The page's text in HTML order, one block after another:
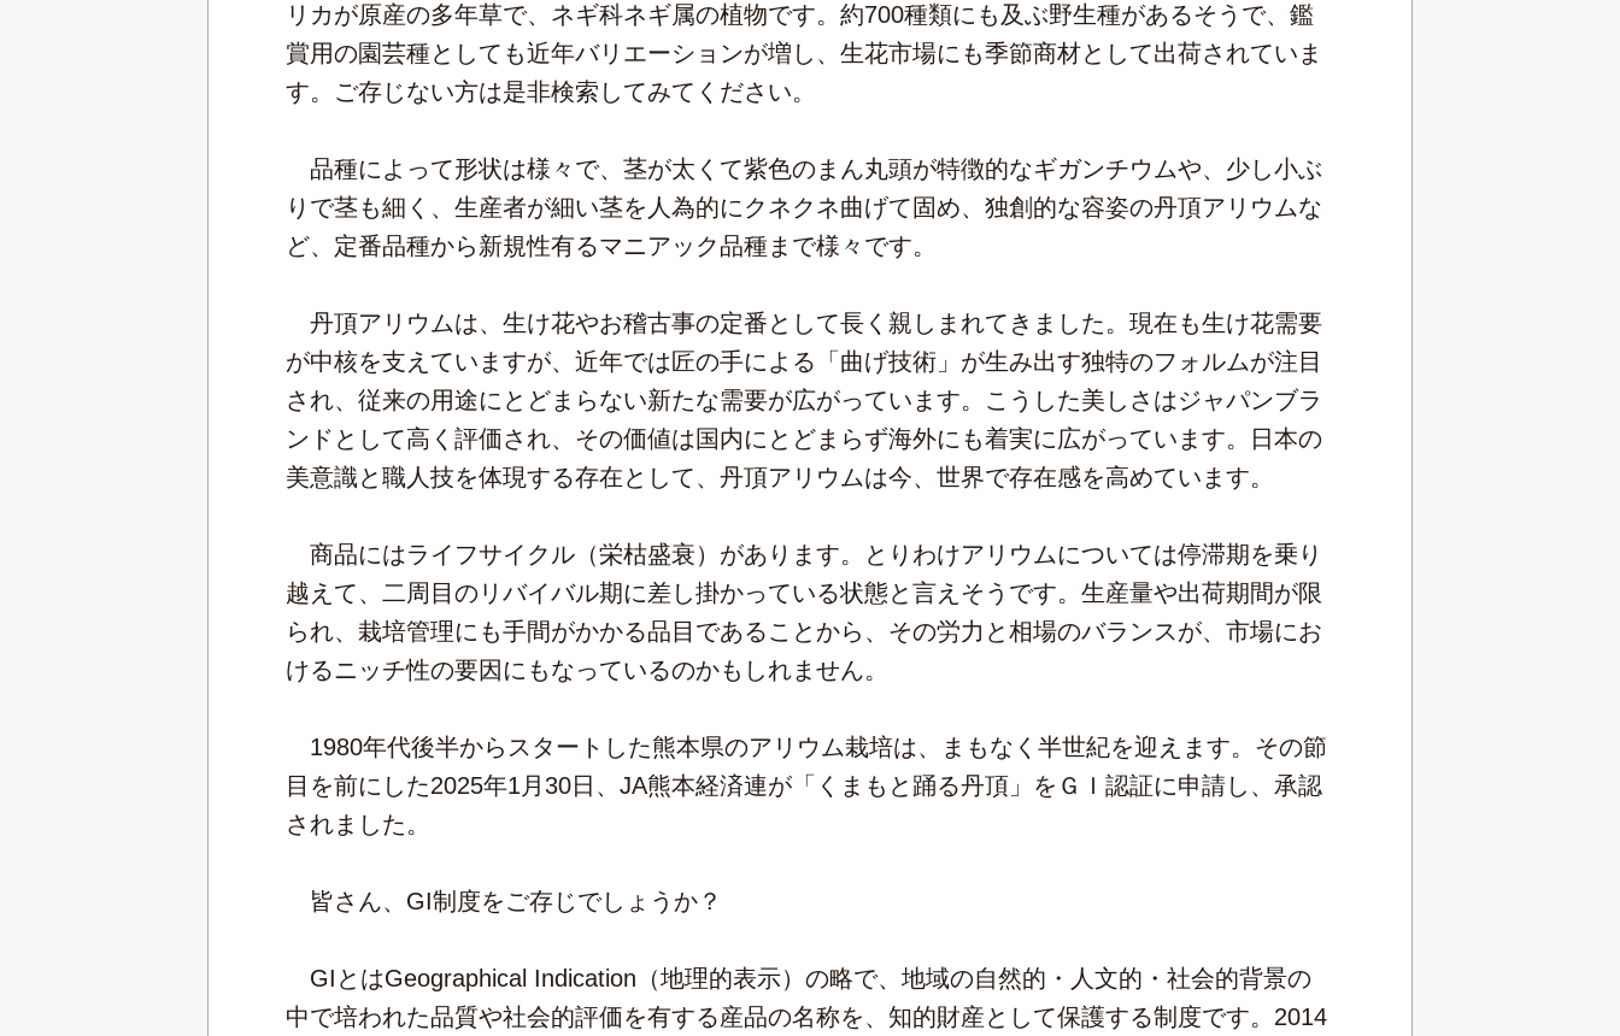
リカが原産の多年草で、ネギ科ネギ属の植物です。約700種類にも及ぶ野生種があるそうで、鑑
賞用の園芸種としても近年バリエーションが増し、生花市場にも季節商材として出荷されていま
す。ご存じない方は是非検索してみてください。
品種によって形状は様々で、茎が太くて紫色のまん丸頭が特徴的なギガンチウムや、少し小ぶ
りで茎も細く、生産者が細い茎を人為的にクネクネ曲げて固め、独創的な容姿の丹頂アリウムな
ど、定番品種から新規性有るマニアック品種まで様々です。
丹頂アリウムは、生け花やお稽古事の定番として長く親しまれてきました。現在も生け花需要
が中核を支えていますが、近年では匠の手による「曲げ技術」が生み出す独特のフォルムが注目
され、従来の用途にとどまらない新たな需要が広がっています。こうした美しさはジャパンブラ
ンドとして高く評価され、その価値は国内にとどまらず海外にも着実に広がっています。日本の
美意識と職人技を体現する存在として、丹頂アリウムは今、世界で存在感を高めています。
商品にはライフサイクル（栄枯盛衰）があります。とりわけアリウムについては停滞期を乗り
越えて、二周目のリバイバル期に差し掛かっている状態と言えそうです。生産量や出荷期間が限
られ、栽培管理にも手間がかかる品目であることから、その労力と相場のバランスが、市場にお
けるニッチ性の要因にもなっているのかもしれません。
1980年代後半からスタートした熊本県のアリウム栽培は、まもなく半世紀を迎えます。その節
目を前にした2025年1月30日、JA熊本経済連が「くまもと踊る丹頂」をＧＩ認証に申請し、承認
されました。
皆さん、GI制度をご存じでしょうか？
GIとはGeographical Indication（地理的表示）の略で、地域の自然的・人文的・社会的背景の
中で培われた品質や社会的評価を有する産品の名称を、知的財産として保護する制度です。2014